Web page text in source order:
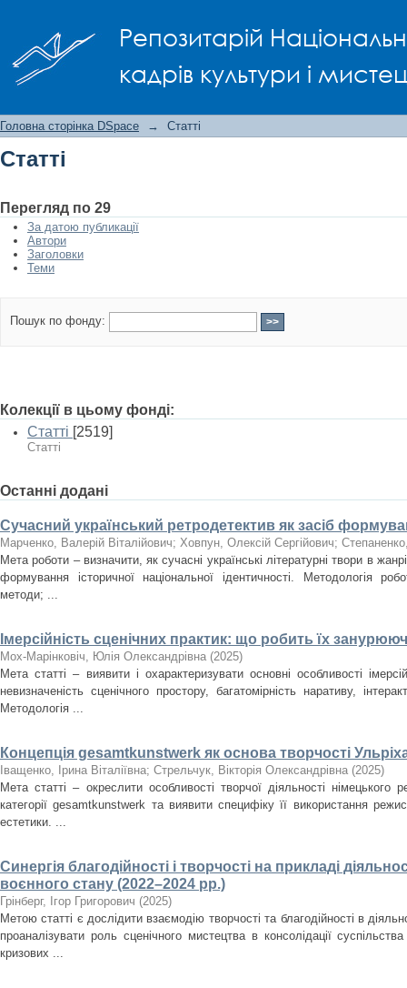
Репозитарій
кадрів культури і
Головна сторінка DSpace → Статті
Статті
Перегляд по 29
За датою публикації
Автори
Заголовки
Теми
Пошук по фонду:
Колекції в цьому фонді:
Статті [2519]
Статті
Останні додані
Сучасний український ретродетектив як засіб
Марченко, Валерій Віталійович; Ховпун, Олексій Сергійович;
Мета роботи – визначити, як сучасні українські літературні твори в
формування історичної національної ідентичності. Методологія
методи; ...
Імерсійність сценічних практик: що робить їх
Мох-Марінковіч, Юлія Олександрівна (2025)
Мета статті – виявити і охарактеризувати основні особливості
невизначеність сценічного простору, багатомірність наративу,
Методологія ...
Концепція gesamtkunstwerk як основа творчості
Іващенко, Ірина Віталіївна; Стрельчук, Вікторія Олександрівна (2025)
Мета статті – окреслити особливості творчої діяльності
категорії gesamtkunstwerk та виявити специфіку її використання
естетики. ...
Синергія благодійності і творчості на прикладі
воєнного стану (2022–2024 рр.)
Грінберг, Ігор Григорович (2025)
Метою статті є дослідити взаємодію творчості та благодійності в
проаналізувати роль сценічного мистецтва в консолідації
кризових ...